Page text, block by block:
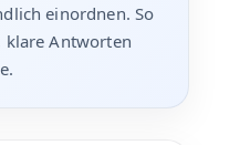
einordnen. So
klare Antworten